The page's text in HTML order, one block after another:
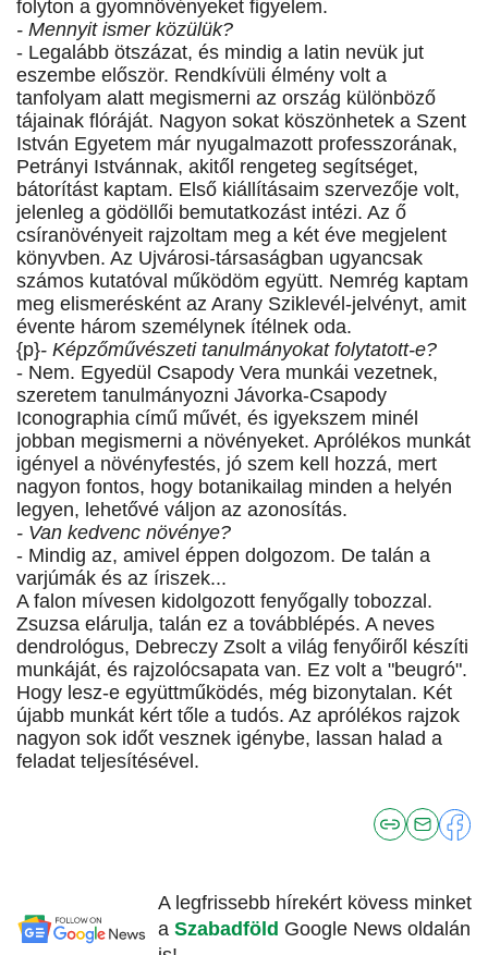
folyton a gyomnövényeket figyelem.
- Mennyit ismer közülük?
- Legalább ötszázat, és mindig a latin nevük jut
eszembe először. Rendkívüli élmény volt a
tanfolyam alatt megismerni az ország különböző
tájainak flóráját. Nagyon sokat köszönhetek a Szent
István Egyetem már nyugalmazott professzorának,
Petrányi Istvánnak, akitől rengeteg segítséget,
bátorítást kaptam. Első kiállításaim szervezője volt,
jelenleg a gödöllői bemutatkozást intézi. Az ő
csíranövényeit rajzoltam meg a két éve megjelent
könyvben. Az Ujvárosi-társaságban ugyancsak
számos kutatóval működöm együtt. Nemrég kaptam
meg elismerésként az Arany Sziklevél-jelvényt, amit
évente három személynek ítélnek oda.
{p}- Képzőművészeti tanulmányokat folytatott-e?
- Nem. Egyedül Csapody Vera munkái vezetnek,
szeretem tanulmányozni Jávorka-Csapody
Iconographia című művét, és igyekszem minél
jobban megismerni a növényeket. Aprólékos munkát
igényel a növényfestés, jó szem kell hozzá, mert
nagyon fontos, hogy botanikailag minden a helyén
legyen, lehetővé váljon az azonosítás.
- Van kedvenc növénye?
- Mindig az, amivel éppen dolgozom. De talán a
varjúmák és az íriszek...
A falon mívesen kidolgozott fenyőgally tobozzal.
Zsuzsa elárulja, talán ez a továbblépés. A neves
dendrológus, Debreczy Zsolt a világ fenyőiről készíti
munkáját, és rajzolócsapata van. Ez volt a "beugró".
Hogy lesz-e együttműködés, még bizonytalan. Két
újabb munkát kért tőle a tudós. Az aprólékos rajzok
nagyon sok időt vesznek igénybe, lassan halad a
feladat teljesítésével.
A legfrissebb hírekért kövess minket
a Szabadföld Google News oldalán